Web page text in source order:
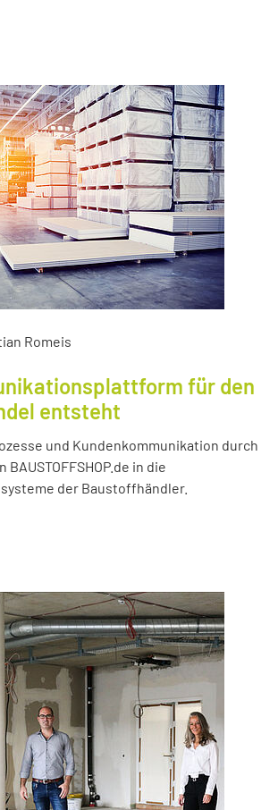
Romeis
für den
entsteht
und Kundenkommunikation durch
in die
der Baustoffhändler.